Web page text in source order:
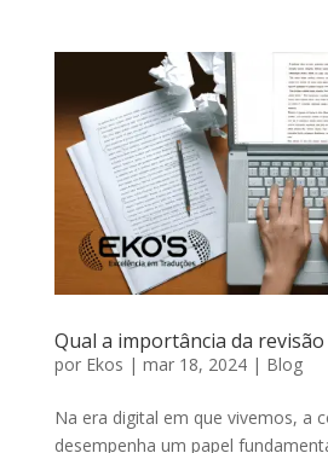
Qual a importância da
por Ekos | mar 18, 2024| Blog
Na era digital em que vivemos, a
desempenha um papel